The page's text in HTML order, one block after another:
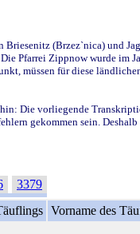
(Brzez`nica) und
Pfarrei Zippnow wurde
müssen für diese
Die vorliegende
gekommen sein.
3379
Vorname des